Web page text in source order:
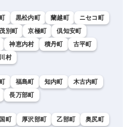
黒松内町 蘭越町
ニセコ町
別町 京極町
倶知安町
神恵内村 積丹町
古平町
村
福島町 知内町
木古内町
長万部町
町 厚沢部町 乙部町
奥尻町